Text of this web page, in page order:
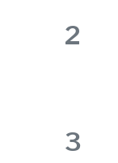
2
3